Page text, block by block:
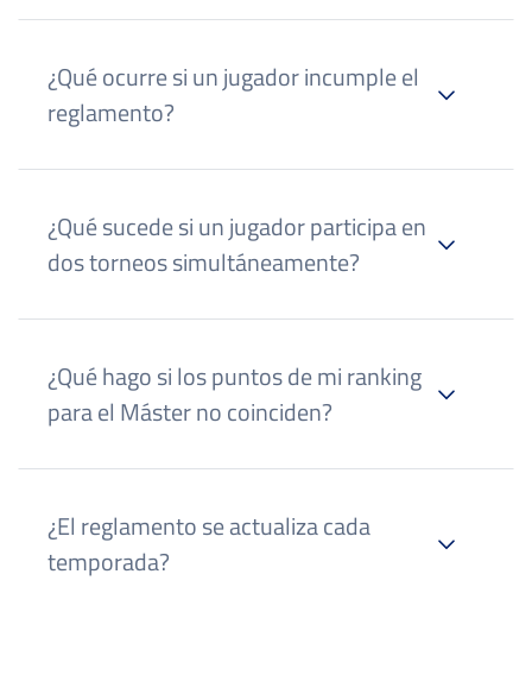
¿Qué ocurre si un jugador incumple el
reglamento?
¿Qué sucede si un jugador participa en
dos torneos simultáneamente?
¿Qué hago si los puntos de mi ranking
para el Máster no coinciden?
¿El reglamento se actualiza cada
temporada?